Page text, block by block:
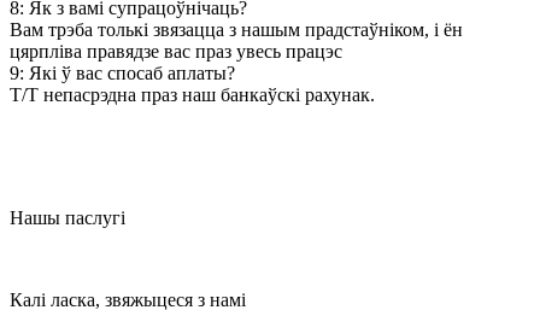
8: Як з вамі супрацоўнічаць?
Вам трэба толькі звязацца з нашым прадстаўніком, і ён
цярпліва правядзе вас праз увесь працэс
9: Які ў вас спосаб аплаты?
T/T непасрэдна праз наш банкаўскі рахунак.
Нашы паслугі
Калі ласка, звяжыцеся з намі